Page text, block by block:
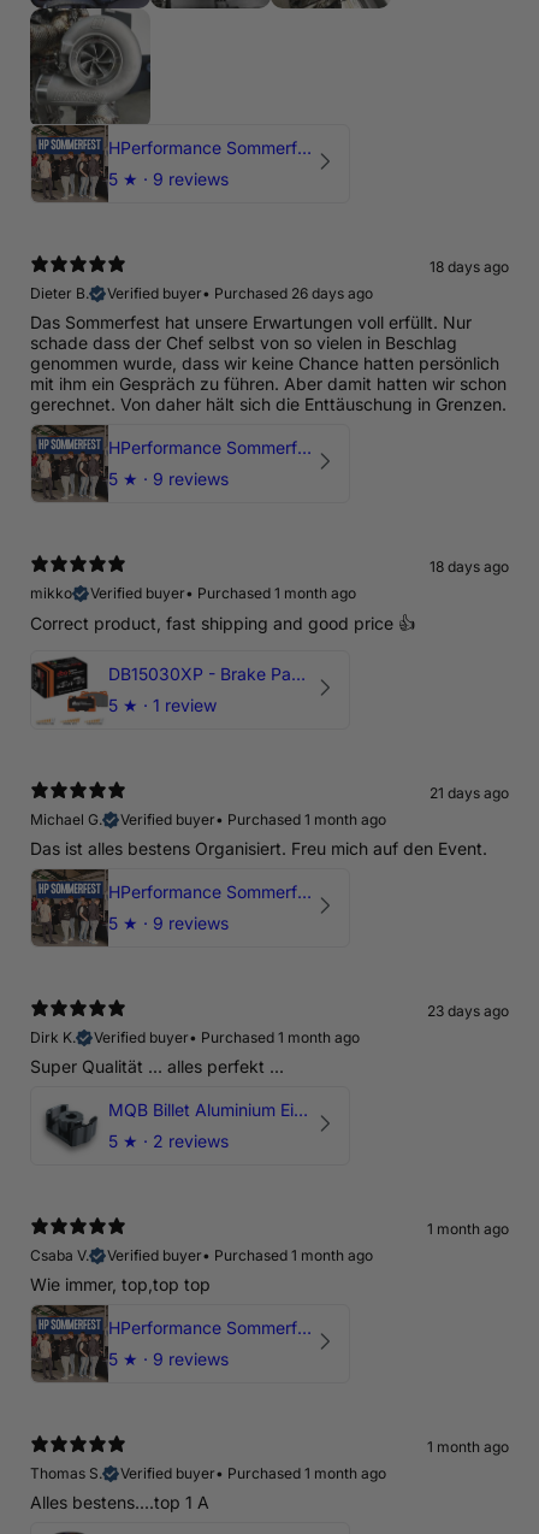
HPerformance Sommerfest 2026
5 ★ · 9 reviews
18 days ago
Dieter B.
Verified buyer• Purchased 26 days ago
Das Sommerfest hat unsere Erwartungen voll erfüllt. Nur
schade dass der Chef selbst von so vielen in Beschlag
genommen wurde, dass wir keine Chance hatten persönlich
mit ihm ein Gespräch zu führen. Aber damit hatten wir schon
gerechnet. Von daher hält sich die Enttäuschung in Grenzen.
HPerformance Sommerfest 2026
5 ★ · 9 reviews
18 days ago
mikko
Verified buyer• Purchased 1 month ago
Correct product, fast shipping and good price 👍
DB15030XP - Brake Pads Xtreme Performance | Front Axle
5 ★ · 1 review
21 days ago
Michael G.
Verified buyer• Purchased 1 month ago
Das ist alles bestens Organisiert. Freu mich auf den Event.
HPerformance Sommerfest 2026
5 ★ · 9 reviews
23 days ago
Dirk K.
Verified buyer• Purchased 1 month ago
Super Qualität ... alles perfekt ...
MQB Billet Aluminium Einsatz Drehmomentstütze - DOGBONE für Audi RS3, TTRS, RSQ3
5 ★ · 2 reviews
1 month ago
Csaba V.
Verified buyer• Purchased 1 month ago
Wie immer, top,top top
HPerformance Sommerfest 2026
5 ★ · 9 reviews
1 month ago
Thomas S.
Verified buyer• Purchased 1 month ago
Alles bestens....top 1 A